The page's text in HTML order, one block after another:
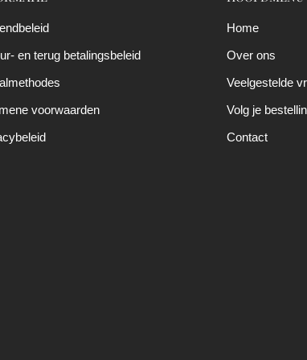
en terug betalingsbeleid
voorwaarden
Home
Over ons
Veelgestelde
Volg je
Contact